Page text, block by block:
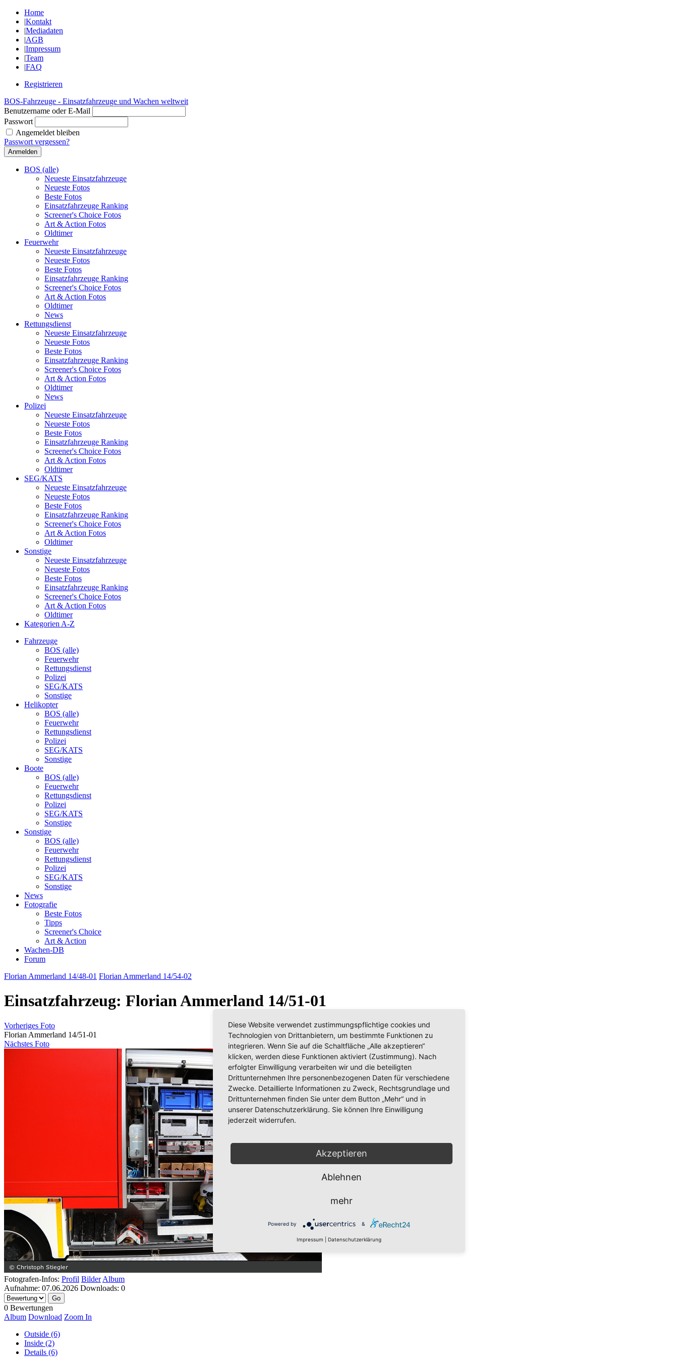
Home
|Kontakt
|Mediadaten
|AGB
|Impressum
|Team
|FAQ
Registrieren
BOS-Fahrzeuge - Einsatzfahrzeuge und Wachen weltweit
Benutzername oder E-Mail
Passwort
Angemeldet bleiben
Passwort vergessen?
BOS (alle)
Neueste Einsatzfahrzeuge
Neueste Fotos
Beste Fotos
Einsatzfahrzeuge Ranking
Screener's Choice Fotos
Art & Action Fotos
Oldtimer
Feuerwehr
Neueste Einsatzfahrzeuge
Neueste Fotos
Beste Fotos
Einsatzfahrzeuge Ranking
Screener's Choice Fotos
Art & Action Fotos
Oldtimer
News
Rettungsdienst
Neueste Einsatzfahrzeuge
Neueste Fotos
Beste Fotos
Einsatzfahrzeuge Ranking
Screener's Choice Fotos
Art & Action Fotos
Oldtimer
News
Polizei
Neueste Einsatzfahrzeuge
Neueste Fotos
Beste Fotos
Einsatzfahrzeuge Ranking
Screener's Choice Fotos
Art & Action Fotos
Oldtimer
SEG/KATS
Neueste Einsatzfahrzeuge
Neueste Fotos
Beste Fotos
Einsatzfahrzeuge Ranking
Screener's Choice Fotos
Art & Action Fotos
Oldtimer
Sonstige
Neueste Einsatzfahrzeuge
Neueste Fotos
Beste Fotos
Einsatzfahrzeuge Ranking
Screener's Choice Fotos
Art & Action Fotos
Oldtimer
Kategorien A-Z
Fahrzeuge
BOS (alle)
Feuerwehr
Rettungsdienst
Polizei
SEG/KATS
Sonstige
Helikopter
BOS (alle)
Feuerwehr
Rettungsdienst
Polizei
SEG/KATS
Sonstige
Boote
BOS (alle)
Feuerwehr
Rettungsdienst
Polizei
SEG/KATS
Sonstige
Sonstige
BOS (alle)
Feuerwehr
Rettungsdienst
Polizei
SEG/KATS
Sonstige
News
Fotografie
Beste Fotos
Tipps
Screener's Choice
Art & Action
Wachen-DB
Forum
Florian Ammerland 14/48-01 Florian Ammerland 14/54-02
Einsatzfahrzeug: Florian Ammerland 14/51-01
Vorheriges Foto
Florian Ammerland 14/51-01
Nächstes Foto
Fotografen-Infos: Profil Bilder Album
Aufnahme: 07.06.2026 Downloads: 0
0 Bewertungen
Album Download Zoom In
Outside (6)
Inside (2)
Details (6)
Diese Website verwendet zustimmungspflichtige cookies und
Technologien von Drittanbietern, um bestimmte Funktionen zu
integrieren. Wenn Sie auf die Schaltfläche „Alle akzeptieren“
klicken, werden diese Funktionen aktiviert (Zustimmung). Nach
erfolgter Einwilligung verarbeiten wir und die beteiligten
Drittunternehmen Ihre personenbezogenen Daten für verschiedene
Zwecke. Detaillierte Informationen zu Zweck, Rechtsgrundlage und
Drittunternehmen finden Sie unter dem Button „Mehr“ und in
unserer Datenschutzerklärung. Sie können Ihre Einwilligung
jederzeit widerrufen.
Akzeptieren
Ablehnen
mehr
Powered by &
Impressum Datenschutzerklärung